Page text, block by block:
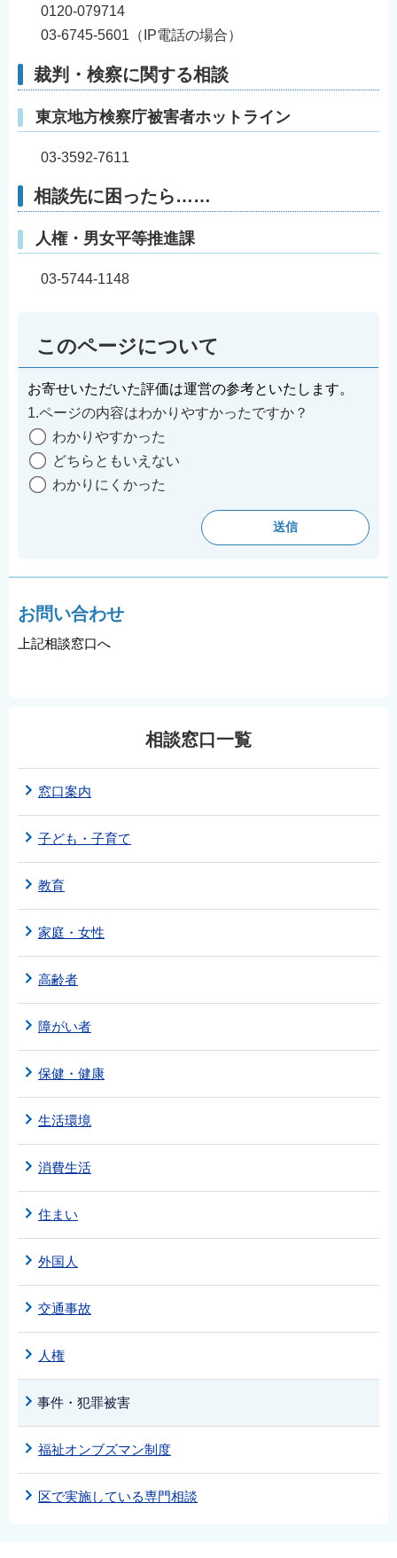
0120-079714
03-6745-5601（IP電話の場合）
裁判・検察に関する相談
東京地方検察庁被害者ホットライン
03-3592-7611
相談先に困ったら……
人権・男女平等推進課
03-5744-1148
このページについて
お寄せいただいた評価は運営の参考といたします。
1.ページの内容はわかりやすかったですか？
わかりやすかった
どちらともいえない
わかりにくかった
お問い合わせ
上記相談窓口へ
相談窓口一覧
窓口案内
子ども・子育て
教育
家庭・女性
高齢者
障がい者
保健・健康
生活環境
消費生活
住まい
外国人
交通事故
人権
事件・犯罪被害
福祉オンブズマン制度
区で実施している専門相談